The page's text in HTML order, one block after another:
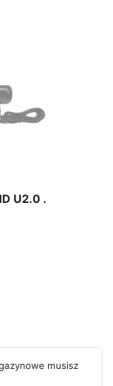
U2.0 .
musisz